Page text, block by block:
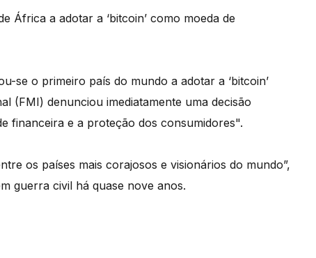
África a adotar a ‘bitcoin’ como moeda de
se o primeiro país do mundo a adotar a ‘bitcoin’
(FMI) denunciou imediatamente uma decisão
financeira e a proteção dos consumidores".
os países mais corajosos e visionários do mundo”,
guerra civil há quase nove anos.